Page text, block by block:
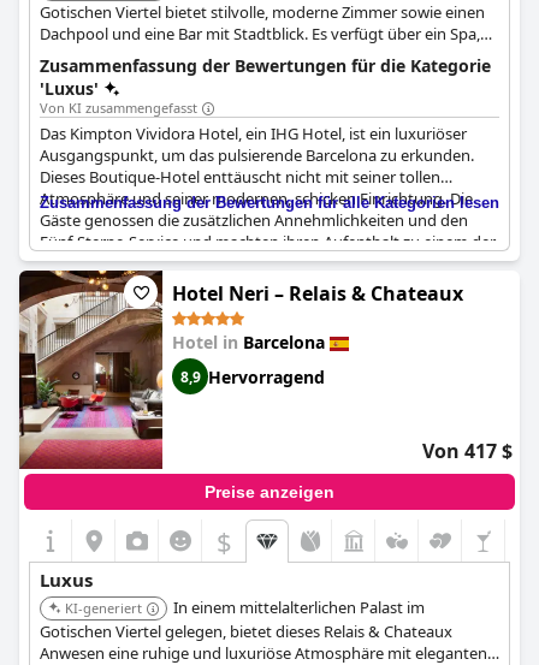
Gotischen Viertel bietet stilvolle, moderne Zimmer sowie einen
Dachpool und eine Bar mit Stadtblick. Es verfügt über ein Spa,
mediterrane Küche und Annehmlichkeiten wie eine Social Hour
mit kostenlosen Weinen.
Zusammenfassung der Bewertungen für die Kategorie
'Luxus'
Von KI zusammengefasst
Das Kimpton Vividora Hotel, ein IHG Hotel, ist ein luxuriöser
Ausgangspunkt, um das pulsierende Barcelona zu erkunden.
Dieses Boutique-Hotel enttäuscht nicht mit seiner tollen
Atmosphäre und seiner modernen, schicken Einrichtung. Die
Gäste genossen die zusätzlichen Annehmlichkeiten und den
Fünf-Sterne-Service und machten ihren Aufenthalt zu einem der
besten, die sie je erlebt haben. Während einige die Zimmer für
ein Fünf-Sterne-Hotel etwas zu klein fanden, verdiente die
Dachterrasse mit ihrer atemberaubenden Aussicht die
wohlverdienten fünf Sterne. Auch wenn einige Gäste in einigen
Punkten enttäuscht waren, bietet das Kimpton Vividora
insgesamt einen Fünf-Sterne-Komfort und zählt zu den besten
Hotels in Barcelona.
Zusammenfassung der Bewertungen für alle Kategorien lesen
Hotel Neri – Relais & Chateaux
Hotel in Barcelona
8,9 Hervorragend
Von 417 $
Preise anzeigen
$
Luxus
KI-generiert
In einem mittelalterlichen Palast im
Gotischen Viertel gelegen, bietet dieses Relais & Chateaux
Anwesen eine ruhige und luxuriöse Atmosphäre mit eleganten